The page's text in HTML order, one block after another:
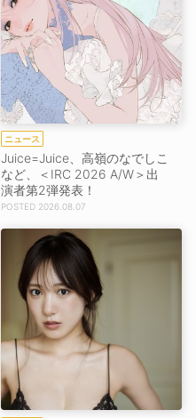
ニュース
Juice=Juice、高嶺のなでしこ
など、＜IRC 2026 A/W＞出
演者第2弾発表！
2026.08.07